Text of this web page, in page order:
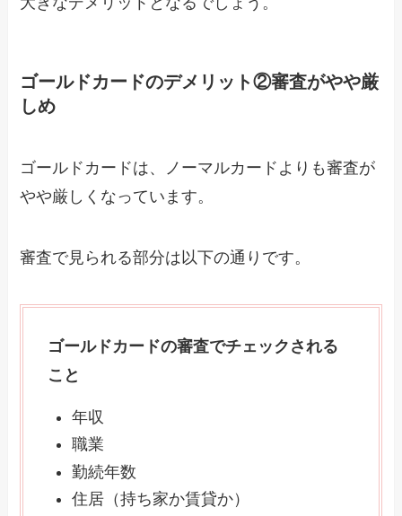
ゴールドカードのデメリット②審査がやや厳
しめ
ゴールドカードは、ノーマルカードよりも審査が
やや厳しくなっています。
審査で見られる部分は以下の通りです。
ゴールドカードの審査でチェックされる
こと
年収
職業
勤続年数
住居（持ち家か賃貸か）